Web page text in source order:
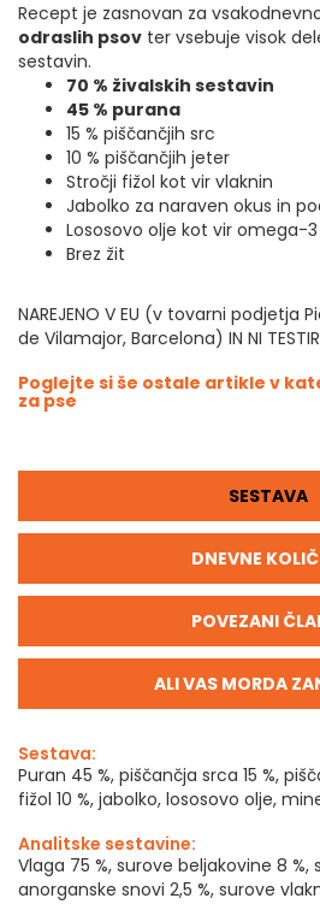
Recept je zasnovan za
odraslih psov ter vsebuje visok
sestavin.
70 % živalskih sestavin
45 % purana
15 % piščančjih src
10 % piščančjih jeter
Stročji fižol kot vir vlaknin
Jabolko za naraven okus in
Lososovo olje kot vir omega-
Brez žit
NAREJENO V EU (v tovarni podjetja
de Vilamajor, Barcelona) IN NI
Poglejte si še ostale artikle v
za pse
SESTAVA
DNEVNE
POVEZANI
ALI VAS MORDA
Sestava:
Puran 45 %, piščančja srca 15 %,
fižol 10 %, jabolko, lososovo olje,
Analitske sestavine:
Vlaga 75 %, surove beljakovine 8
anorganske snovi 2,5 %, surove